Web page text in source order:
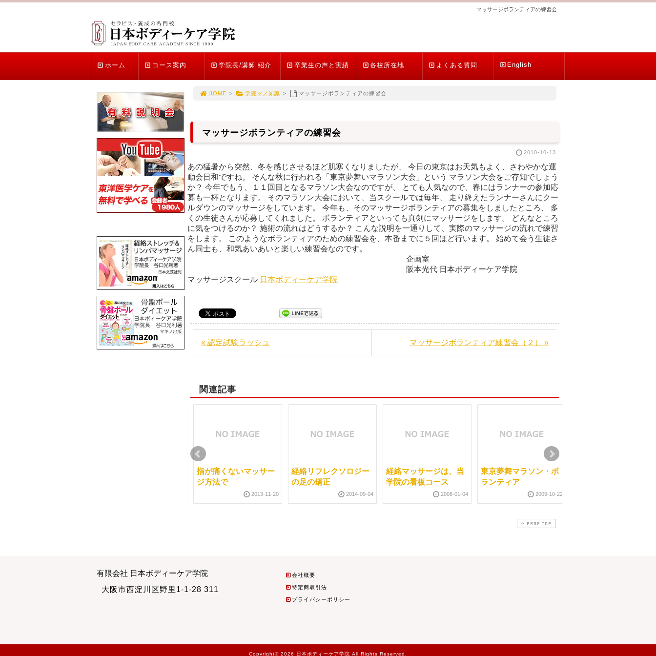
マッサージボランティアの練習会
ホーム コース案内 学院長/講師 紹介 卒業生の声と実績 各校所在地 よくある質問 English
HOME > 学院マメ知識 > マッサージボランティアの練習会
マッサージボランティアの練習会
2010-10-13
あの猛暑から突然、冬を感じさせるほど肌寒くなりましたが、 今日の東京はお天気もよく、さわやかな運
動会日和ですね。 そんな秋に行われる「東京夢舞いマラソン大会」という マラソン大会をご存知でしょう
か？ 今年でもう、１１回目となるマラソン大会なのですが、 とても人気なので、春にはランナーの参加応
募も一杯となります。 そのマラソン大会において、当スクールでは毎年、 走り終えたランナーさんにクー
ルダウンのマッサージをしています。 今年も、そのマッサージボランティアの募集をしましたところ、 多
くの生徒さんが応募してくれました。 ボランティアといっても真剣にマッサージをします。 どんなところ
に気をつけるのか？ 施術の流れはどうするか？ こんな説明を一通りして、実際のマッサージの流れで練習
をします。 このようなボランティアのための練習会を、本番までに５回ほど行います。 始めて会う生徒さ
ん同士も、和気あいあいと楽しい練習会なのです。
企画室
阪本光代 日本ボディーケア学院
マッサージスクール 日本ボディーケア学院
« 認定試験ラッシュ マッサージボランティア練習会（２） »
関連記事
指が痛くないマッサー
ジ方法で
2013-11-20
経絡リフレクソロジー
の足の矯正
2014-09-04
経絡マッサージは、当
学院の看板コース
2008-01-04
東京夢舞マラソン・ボ
ランティア
2009-10-22
月日の感覚
PAGE TOP
有限会社 日本ボディーケア学院
大阪市西淀川区野里1-1-28 311
会社概要
特定商取引法
プライバシーポリシー
Copyright© 2026 日本ボディーケア学院 All Rights Reserved.